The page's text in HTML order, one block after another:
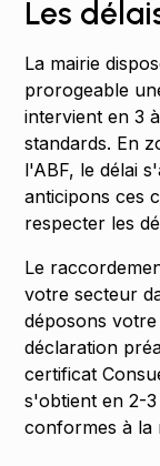
Les
La mairie
prorogeable
intervient en 3
standards. En
l'ABF, le délai
anticipons ces
respecter les
Le
votre secteur
déposons
déclaration
certificat
s'obtient en 2-
conformes à la